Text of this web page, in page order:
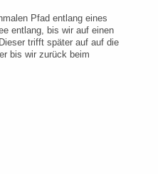
Pfad entlang eines
entlang, bis wir auf einen
trifft später auf auf die
bis wir zurück beim